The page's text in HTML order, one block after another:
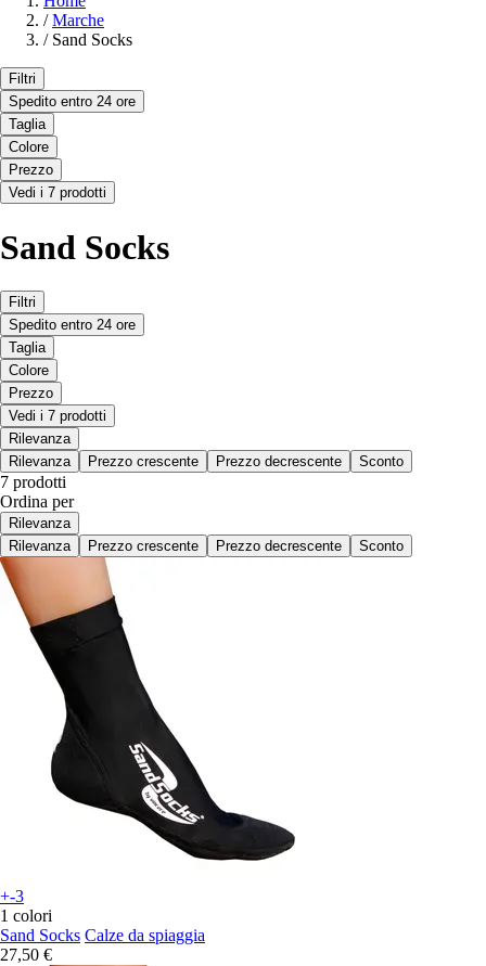
/ Marche
/ Sand Socks
Filtri
Spedito entro 24 ore
Taglia
Colore
Prezzo
Vedi i 7 prodotti
Sand Socks
Filtri
Spedito entro 24 ore
Taglia
Colore
Prezzo
Vedi i 7 prodotti
Rilevanza
Rilevanza
Prezzo crescente Prezzo decrescente Sconto
7 prodotti
Ordina per
Rilevanza
Rilevanza
Prezzo crescente Prezzo decrescente Sconto
+-3
1 colori
Sand Socks Calze da spiaggia
27,50 €